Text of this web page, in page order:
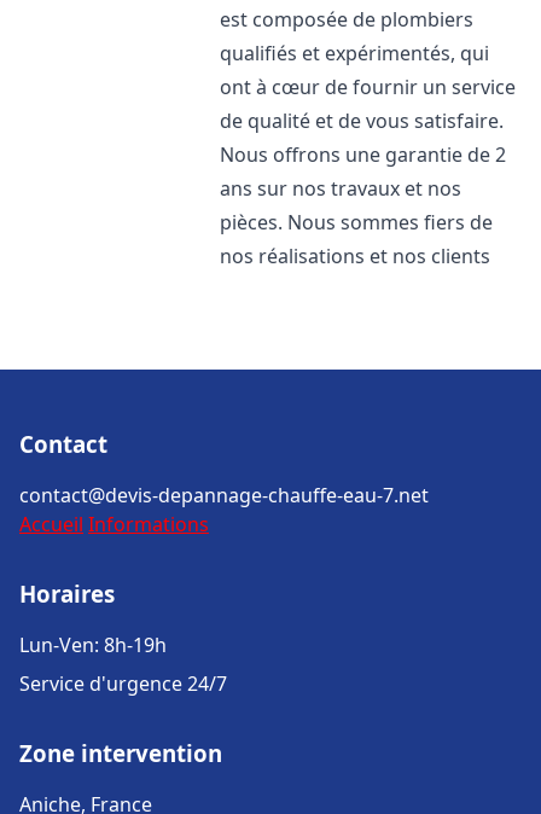
est composée de plombiers
qualifiés et expérimentés, qui
ont à cœur de fournir un service
de qualité et de vous satisfaire.
Nous offrons une garantie de 2
ans sur nos travaux et nos
pièces. Nous sommes fiers de
nos réalisations et nos clients
Contact
contact@devis-depannage-chauffe-eau-7.net
Accueil Informations
Horaires
Lun-Ven: 8h-19h
Service d'urgence 24/7
Zone intervention
Aniche, France